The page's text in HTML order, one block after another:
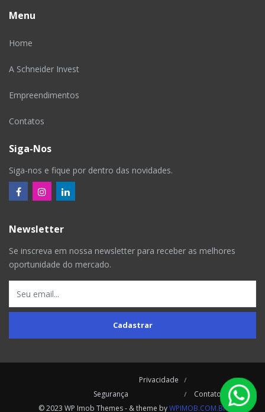
Menu
Home
A Schneider Invest
Empreendimentos
Contatos
Siga-Nos
Siga-nos e fique por dentro das novidades.
Newsletter
Se inscreva em nossa newsletter para receber as melhores
oportunidade do mercado.
Cadastrar
© 2023 WP Imob Themes - & theme byWPIMOB.COM.BR
Privacidade
Segurança
Contatos